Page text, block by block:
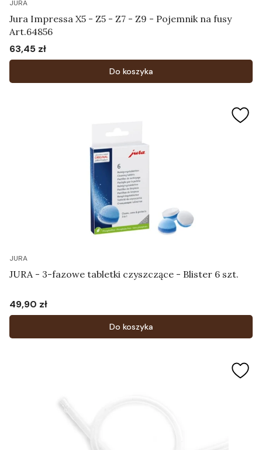
JURA
Jura Impressa X5 - Z5 - Z7 - Z9 - Pojemnik na fusy
Art.64856
Cena
63,45 zł
Do koszyka
JURA
JURA - 3-fazowe tabletki czyszczące - Blister 6 szt.
Cena
49,90 zł
Do koszyka